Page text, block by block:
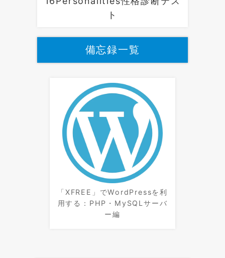
ト
備忘録一覧
「XFREE」でWordPressを利
用する：PHP・MySQLサーバ
ー編